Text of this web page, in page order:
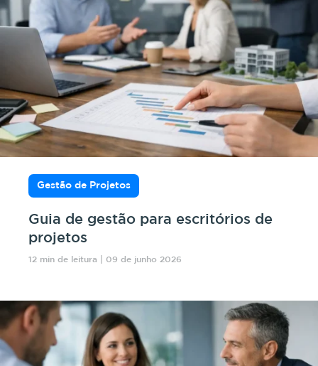
Gestão de Projetos
Guia de gestão para escritórios de
projetos
12 min de leitura | 09 de junho 2026